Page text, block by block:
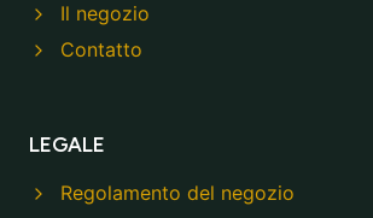
Il negozio
Contatto
LEGALE
Regolamento del negozio